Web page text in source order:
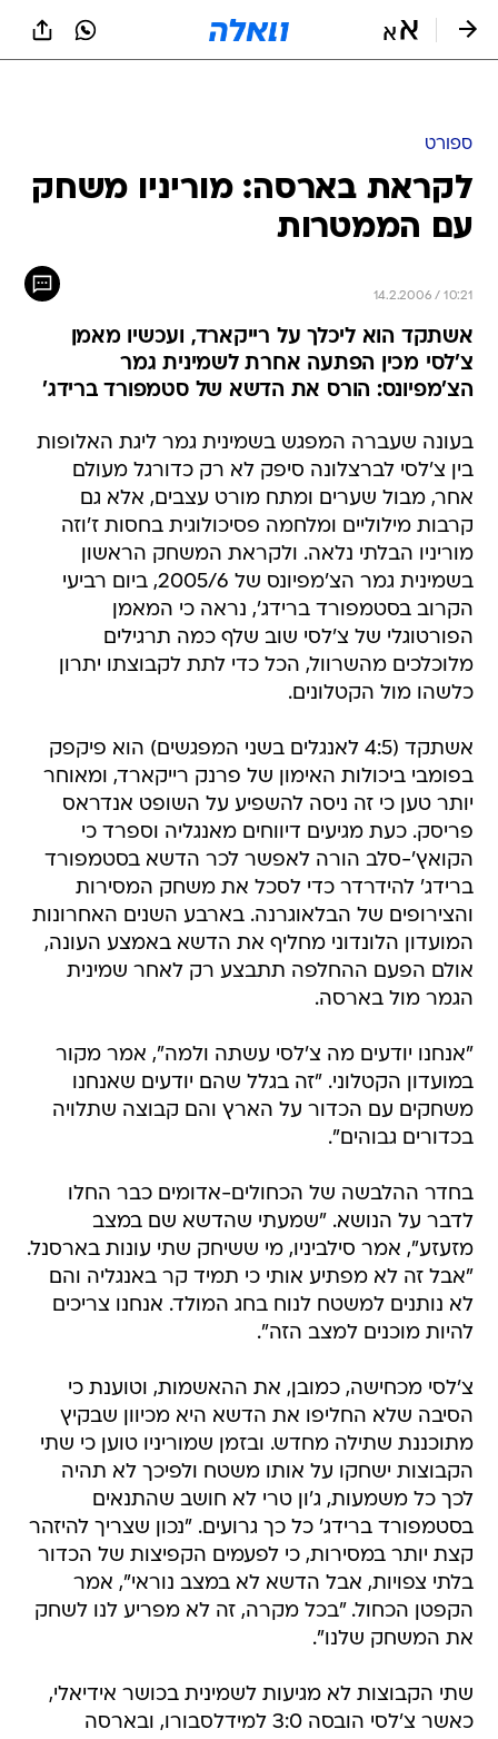
ספורט
לקראת בארסה: מוריניו משחק
עם הממטרות
14.2.2006 / 10:21
אשתקד הוא ליכלך על רייקארד, ועכשיו מאמן
צ'לסי מכין הפתעה אחרת לשמינית גמר
הצ'מפיונס: הורס את הדשא של סטמפורד ברידג'
בעונה שעברה המפגש בשמינית גמר ליגת האלופות
בין צ'לסי לברצלונה סיפק לא רק כדורגל מעולם
אחר, מבול שערים ומתח מורט עצבים, אלא גם
קרבות מילוליים ומלחמה פסיכולוגית בחסות ז'וזה
מוריניו הבלתי נלאה. ולקראת המשחק הראשון
בשמינית גמר הצ'מפיונס של 2005/6, ביום רביעי
הקרוב בסטמפורד ברידג', נראה כי המאמן
הפורטוגלי של צ'לסי שוב שלף כמה תרגילים
מלוכלכים מהשרוול, הכל כדי לתת לקבוצתו יתרון
כלשהו מול הקטלונים.
אשתקד (4:5 לאנגלים בשני המפגשים) הוא פיקפק
בפומבי ביכולות האימון של פרנק רייקארד, ומאוחר
יותר טען כי זה ניסה להשפיע על השופט אנדראס
פריסק. כעת מגיעים דיווחים מאנגליה וספרד כי
הקואץ'-סלב הורה לאפשר לכר הדשא בסטמפורד
ברידג' להידרדר כדי לסכל את משחק המסירות
והצירופים של הבלאוגרנה. בארבע השנים האחרונות
המועדון הלונדוני מחליף את הדשא באמצע העונה,
אולם הפעם ההחלפה תתבצע רק לאחר שמינית
הגמר מול בארסה.
"אנחנו יודעים מה צ'לסי עשתה ולמה", אמר מקור
במועדון הקטלוני. "זה בגלל שהם יודעים שאנחנו
משחקים עם הכדור על הארץ והם קבוצה שתלויה
בכדורים גבוהים".
בחדר ההלבשה של הכחולים-אדומים כבר החלו
לדבר על הנושא. "שמעתי שהדשא שם במצב
מזעזע", אמר סילביניו, מי ששיחק שתי עונות בארסנל.
"אבל זה לא מפתיע אותי כי תמיד קר באנגליה והם
לא נותנים למשטח לנוח בחג המולד. אנחנו צריכים
להיות מוכנים למצב הזה".
צ'לסי מכחישה, כמובן, את ההאשמות, וטוענת כי
הסיבה שלא החליפו את הדשא היא מכיוון שבקיץ
מתוכננת שתילה מחדש. ובזמן שמוריניו טוען כי שתי
הקבוצות ישחקו על אותו משטח ולפיכך לא תהיה
לכך כל משמעות, ג'ון טרי לא חושב שהתנאים
בסטמפורד ברידג' כל כך גרועים. "נכון שצריך להיזהר
קצת יותר במסירות, כי לפעמים הקפיצות של הכדור
בלתי צפויות, אבל הדשא לא במצב נוראי", אמר
הקפטן הכחול. "בכל מקרה, זה לא מפריע לנו לשחק
את המשחק שלנו".
שתי הקבוצות לא מגיעות לשמינית בכושר אידיאלי,
כאשר צ'לסי הובסה 3:0 למידלסבורו, ובארסה